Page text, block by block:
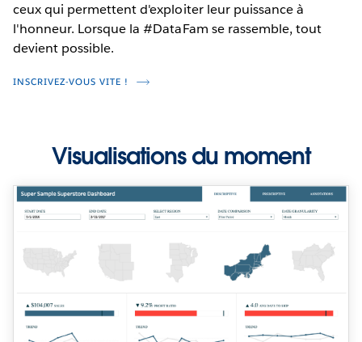
ceux qui permettent d'exploiter leur puissance à
l'honneur. Lorsque la #DataFam se rassemble, tout
devient possible.
INSCRIVEZ-VOUS VITE !
Visualisations du moment